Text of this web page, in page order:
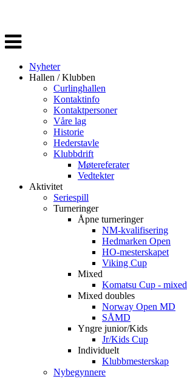
Veksle
navigasjon
Nyheter
Hallen / Klubben
Curlinghallen
Kontaktinfo
Kontaktpersoner
Våre lag
Historie
Hederstavle
Klubbdrift
Møtereferater
Vedtekter
Aktivitet
Seriespill
Turneringer
Åpne turneringer
NM-kvalifisering
Hedmarken Open
HO-mesterskapet
Viking Cup
Mixed
Komatsu Cup - mixed
Mixed doubles
Norway Open MD
SÅMD
Yngre junior/Kids
Jr/Kids Cup
Individuelt
Klubbmesterskap
Nybegynnere